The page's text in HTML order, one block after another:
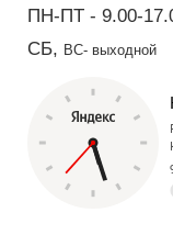
ПН-ПТ - 9.00-
СБ, ВС- выходной